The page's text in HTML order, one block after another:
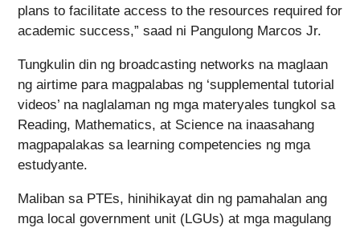
plans to facilitate access to the resources required for
academic success,” saad ni Pangulong Marcos Jr.
Tungkulin din ng broadcasting networks na maglaan
ng airtime para magpalabas ng ‘supplemental tutorial
videos’ na naglalaman ng mga materyales tungkol sa
Reading, Mathematics, at Science na inaasahang
magpapalakas sa learning competencies ng mga
estudyante.
Maliban sa PTEs, hinihikayat din ng pamahalan ang
mga local government unit (LGUs) at mga magulang